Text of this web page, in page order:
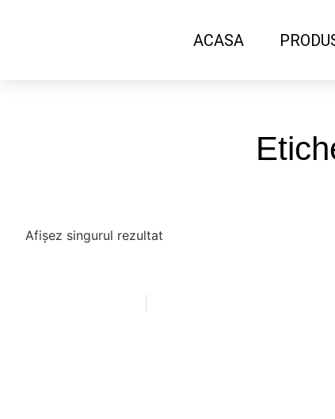
ACASA
Afișez singurul rezultat